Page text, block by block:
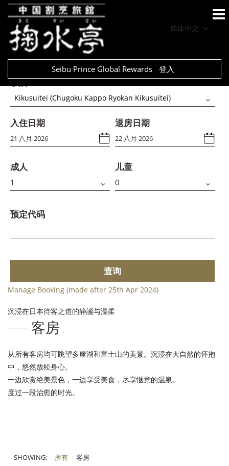
简体中文
Seibu Prince Global Rewards
登入
饭店
Kikusuitei (Chugoku Kappo Ryokan Kikusuitei)
入住日期 退房日期
成人 儿童
预定代码
查询
Manage Booking (made after 25th Apr 2024)
沉浸在日本待客之道的静謐与温柔
客房
从所有客房均可眺望多摩湖和富士山的美景。沉浸在大自然的怀抱
中，悠然放松身心。
一边欣赏绝美景色，一边享受美食，尽享惬意的温泉。
度过一段治愈的时光。
SHOWING: 所有 客房